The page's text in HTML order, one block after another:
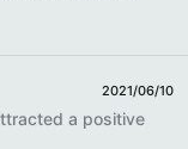
2021/06/10
a positive